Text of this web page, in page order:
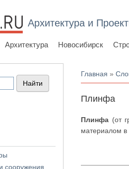
Архитектура и
Архитектура Новосибирск
Вы здесь
Главная »
Плинфа
Плинфа (от
материалом в
сооружения